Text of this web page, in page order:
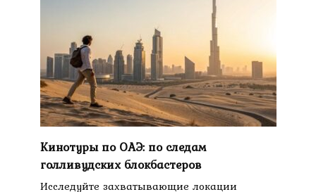
Кинотуры по ОАЭ: по следам
голливудских блокбастеров
Исследуйте захватывающие локации